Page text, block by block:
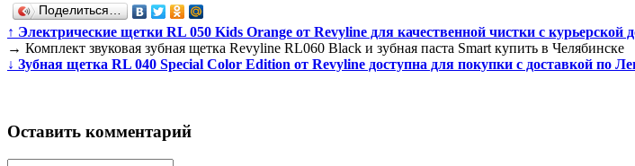
Поделиться…
↑ Электрические щетки RL 050 Kids Orange от Revyline для качественной чистки с курьерской
→ Комплект звуковая зубная щетка Revyline RL060 Black и зубная паста Smart купить в Челябинске
↓ Зубная щетка RL 040 Special Color Edition от Revyline доступна для покупки с доставкой по
Оставить комментарий